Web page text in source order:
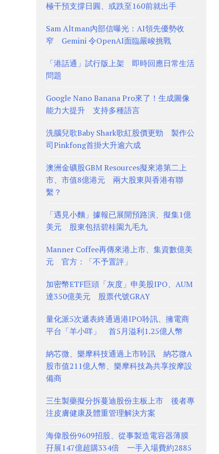
極干預支撐日圓、或跌至160前就出手
Sam Altman內部信曝光：AI領先優勢收
窄 Gemini 令OpenAI面臨嚴峻挑戰
「港話通」試行版上架 即時回應日常生活
問題
Google Nano Banana Pro來了！生成圖像
能力大提升 支持多種語言
洗腦兒歌Baby Shark歌紅股價更勁 製作公
司Pinkfong首掛大升逾六成
澳洲金礦股GBM Resources擬來港第二上
市、市值8億港元 兩大股東與香港有聯
繫？
「遇見小麵」據報已展開預路演、擬集1億
美元 股東包括碧桂園九毛九
Manner Coffee再傳來港上市、集資數億美
元 官方：「不予置評」
加密幣ETF巨頭「灰度」申美股IPO、AUM
達350億美元 股票代號GRAY
量化派5次遞表終通過港IPO聆訊、擁電商
平台「羊小咩」 首5月溢利1.25億人幣
納芯微、樂摩科技通過上市聆訊 納芯微A
股市值211億人幣、樂摩科技為共享按摩設
備商
三生製藥擬分拆蔓迪股份主板上市 後者專
注皮膚健康及體重管理解決方案
海偉股份9609招股、從事製造電容器薄膜
孖展147億超購334倍 一手入場費約2885